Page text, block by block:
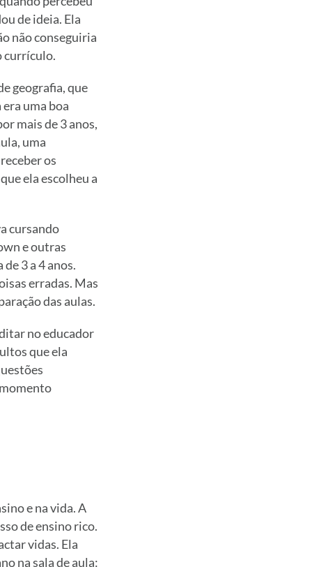
de ideia. Ela
não conseguiria
currículo.
geografia, que
uma boa
mais de 3 anos,
uma
os
ela escolheu a
cursando
e outras
3 a 4 anos.
erradas. Mas
das aulas.
no educador
que ela
e na vida. A
de ensino rico.
vidas. Ela
na sala de aula: